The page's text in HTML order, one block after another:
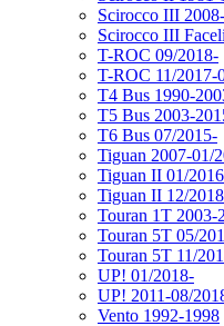
Scirocco III
Scirocco III
T-ROC 09/2018-
T-ROC 11/2017-
T4 Bus 1990-
T5 Bus 2003-
T6 Bus 07/2015-
Tiguan 2007-01/
Tiguan II 01/
Tiguan II 12/
Touran 1T 2003-
Touran 5T 05/
Touran 5T 11/
UP! 01/2018-
UP! 2011-08/
Vento 1992-1998